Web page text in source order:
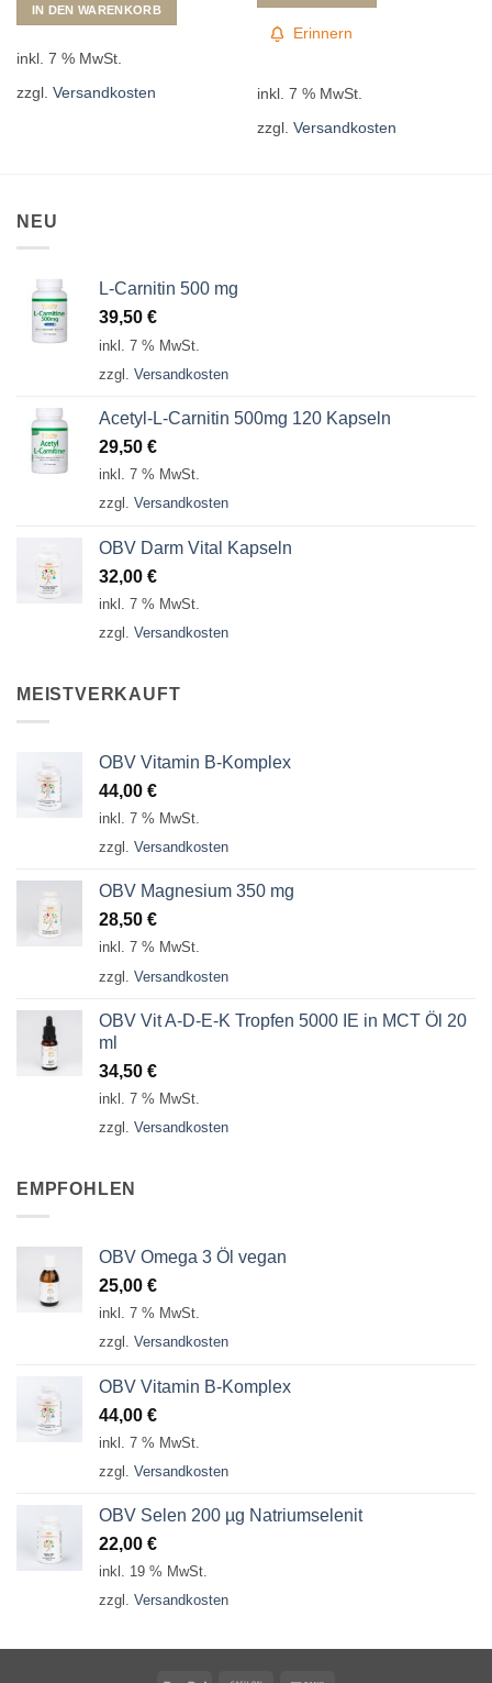
IN DEN WARENKORB
inkl. 7 % MwSt.
zzgl. Versandkosten
Erinnern
inkl. 7 % MwSt.
zzgl. Versandkosten
NEU
L-Carnitin 500 mg
39,50 €
inkl. 7 % MwSt.
zzgl. Versandkosten
Acetyl-L-Carnitin 500mg 120 Kapseln
29,50 €
inkl. 7 % MwSt.
zzgl. Versandkosten
OBV Darm Vital Kapseln
32,00 €
inkl. 7 % MwSt.
zzgl. Versandkosten
MEISTVERKAUFT
OBV Vitamin B-Komplex
44,00 €
inkl. 7 % MwSt.
zzgl. Versandkosten
OBV Magnesium 350 mg
28,50 €
inkl. 7 % MwSt.
zzgl. Versandkosten
OBV Vit A-D-E-K Tropfen 5000 IE in MCT Öl 20
ml
34,50 €
inkl. 7 % MwSt.
zzgl. Versandkosten
EMPFOHLEN
OBV Omega 3 Öl vegan
25,00 €
inkl. 7 % MwSt.
zzgl. Versandkosten
OBV Vitamin B-Komplex
44,00 €
inkl. 7 % MwSt.
zzgl. Versandkosten
OBV Selen 200 µg Natriumselenit
22,00 €
inkl. 19 % MwSt.
zzgl. Versandkosten